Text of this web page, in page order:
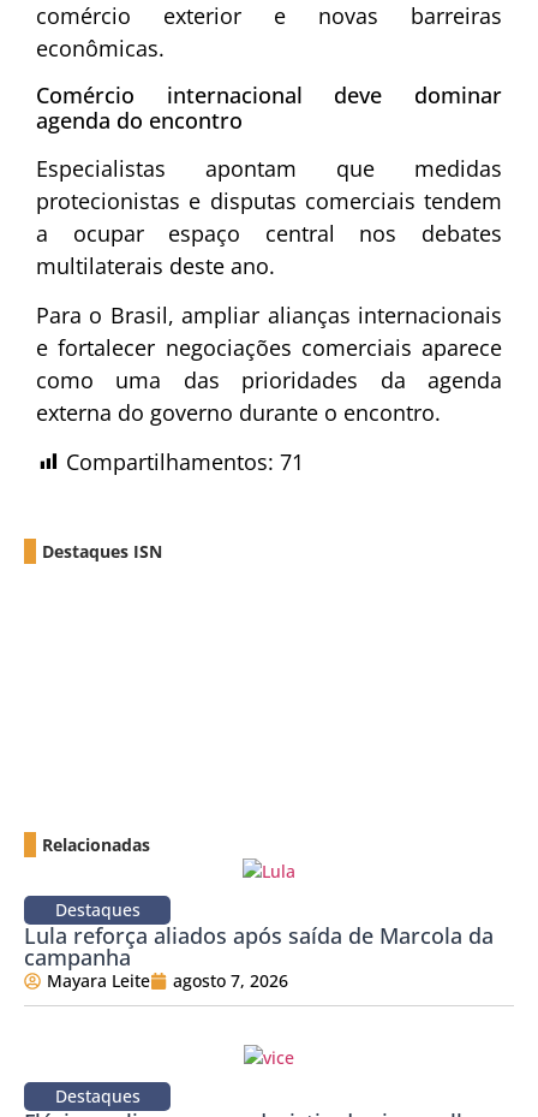
comércio exterior e novas barreiras
econômicas.
Comércio internacional deve dominar
agenda do encontro
Especialistas apontam que medidas
protecionistas e disputas comerciais tendem
a ocupar espaço central nos debates
multilaterais deste ano.
Para o Brasil, ampliar alianças internacionais
e fortalecer negociações comerciais aparece
como uma das prioridades da agenda
externa do governo durante o encontro.
Compartilhamentos: 71
Destaques ISN
Relacionadas
Destaques
Lula reforça aliados após saída de Marcola da
campanha
Mayara Leite agosto 7, 2026
Destaques